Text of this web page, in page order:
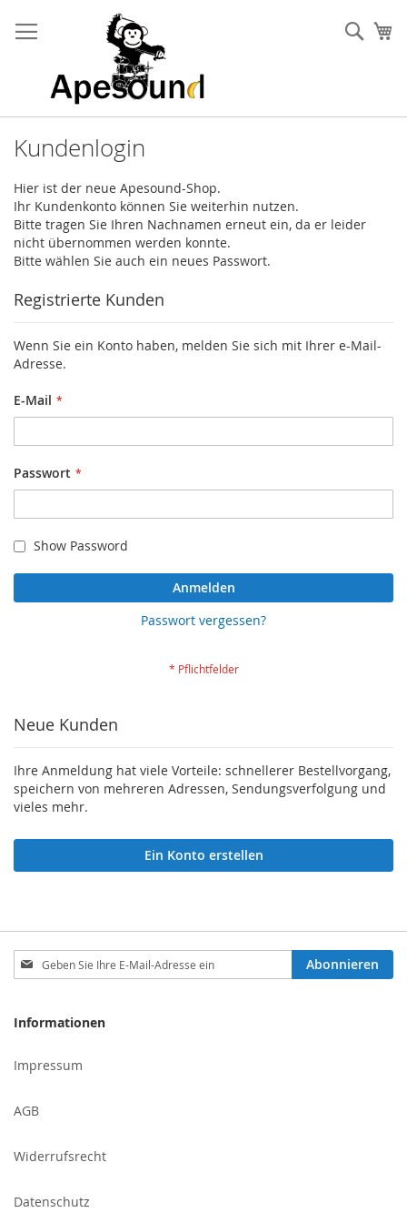
Inhalt
springen
Kundenlogin
Hier ist der neue Apesound-Shop.
Ihr Kundenkonto können Sie weiterhin nutzen.
Bitte tragen Sie Ihren Nachnamen erneut ein, da er leider
nicht übernommen werden konnte.
Bitte wählen Sie auch ein neues Passwort.
Registrierte Kunden
Wenn Sie ein Konto haben, melden Sie sich mit Ihrer e-Mail-
Adresse.
E-Mail
Passwort
Show Password
Anmelden
Passwort vergessen?
Neue Kunden
Ihre Anmeldung hat viele Vorteile: schnellerer Bestellvorgang,
speichern von mehreren Adressen, Sendungsverfolgung und
vieles mehr.
Ein Konto erstellen
Melden
Sie
unseren
an:
Abonnieren
Informationen
Impressum
AGB
Widerrufsrecht
Datenschutz